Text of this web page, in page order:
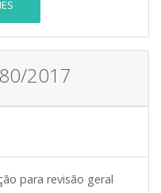
2017
para revisão geral